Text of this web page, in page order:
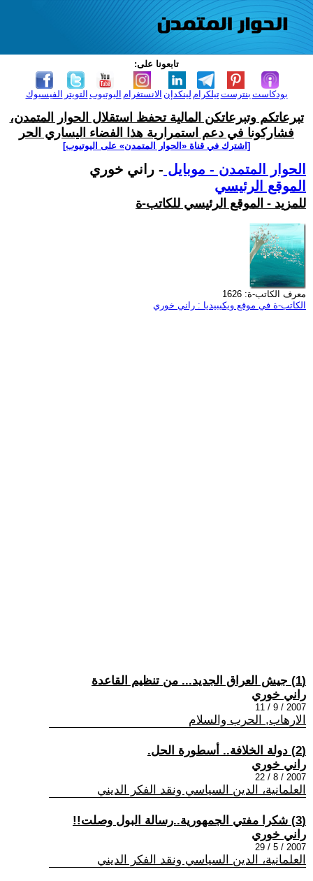
تابعونا على:
الفيسبوك التويتر اليوتيوب الانستغرام لينكدإن تيلكرامبنترست بودكاست
تبرعاتكم وتبرعاتكن المالية تحفظ استقلال الحوار المتمدن،
فشاركونا في دعم استمرارية هذا الفضاء اليساري الحر
[اشترك في قناة ‫«الحوار المتمدن» على اليوتيوب]
الحوار المتمدن - موبايل - راني خوري
الموقع الرئيسي
للمزيد - الموقع الرئيسي للكاتب-ة
معرف الكاتب-ة: 1626
الكاتب-ة في موقع ويكيبيديا : راني خوري
(1) جيش العراق الجديد... من تنظيم القاعدة
راني خوري
2007 / 9 / 11
الارهاب, الحرب والسلام
(2) دولة الخلافة.. أسطورة الحل.
راني خوري
2007 / 8 / 22
العلمانية، الدين السياسي ونقد الفكر الديني
(3) شكرا مفتي الجمهورية..رسالة البول وصلت!!
راني خوري
2007 / 5 / 29
العلمانية، الدين السياسي ونقد الفكر الديني